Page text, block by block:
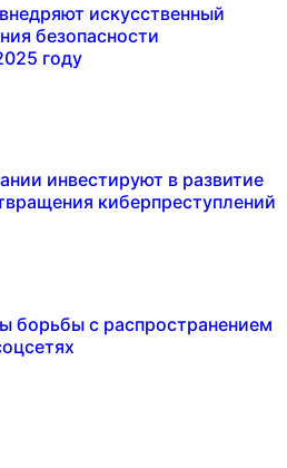
искусственный
безопасности
году
инвестируют в развитие
киберпреступлений
борьбы с распространением